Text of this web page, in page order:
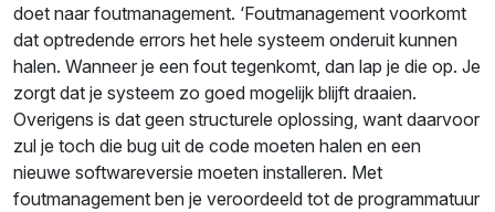
doet naar foutmanagement. ‘Foutmanagement voorkomt
dat optredende errors het hele systeem onderuit kunnen
halen. Wanneer je een fout tegenkomt, dan lap je die op. Je
zorgt dat je systeem zo goed mogelijk blijft draaien.
Overigens is dat geen structurele oplossing, want daarvoor
zul je toch die bug uit de code moeten halen en een
nieuwe softwareversie moeten installeren. Met
foutmanagement ben je veroordeeld tot de programmatuur